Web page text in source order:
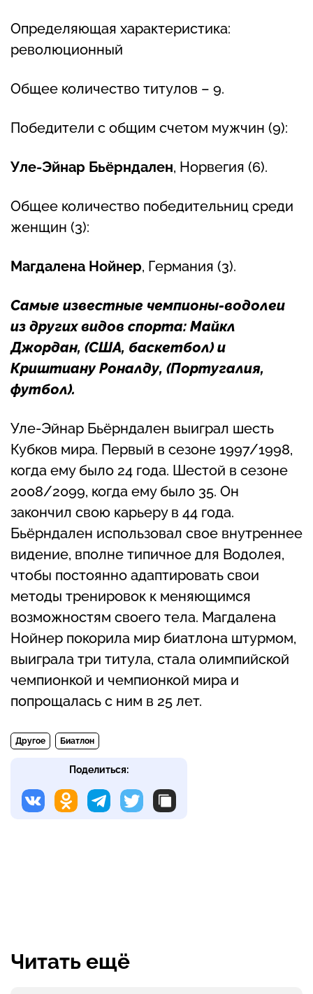
Определяющая характеристика:
революционный
Общее количество титулов – 9.
Победители с общим счетом мужчин (9):
Уле-Эйнар Бьёрндален, Норвегия (6).
Общее количество победительниц среди
женщин (3):
Магдалена Нойнер, Германия (3).
Самые известные чемпионы-водолеи
из других видов спорта: Майкл
Джордан, (США, баскетбол) и
Криштиану Роналду, (Португалия,
футбол).
Уле-Эйнар Бьёрндален выиграл шесть
Кубков мира. Первый в сезоне 1997/1998,
когда ему было 24 года. Шестой в сезоне
2008/2099, когда ему было 35. Он
закончил свою карьеру в 44 года.
Бьёрндален использовал свое внутреннее
видение, вполне типичное для Водолея,
чтобы постоянно адаптировать свои
методы тренировок к меняющимся
возможностям своего тела. Магдалена
Нойнер покорила мир биатлона штурмом,
выиграла три титула, стала олимпийской
чемпионкой и чемпионкой мира и
попрощалась с ним в 25 лет.
Другое Биатлон
Поделиться:
Читать ещё